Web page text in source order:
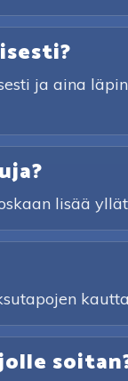
ja aina
lisää